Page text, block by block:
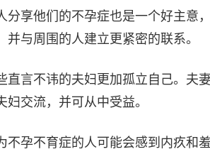
享他们的不孕症也是一个好主意
与周围的人建立更紧密的联系。
言不讳的夫妇更加孤立自己。夫
交流，并可从中受益。
不孕不育症的人可能会感到内疚和羞